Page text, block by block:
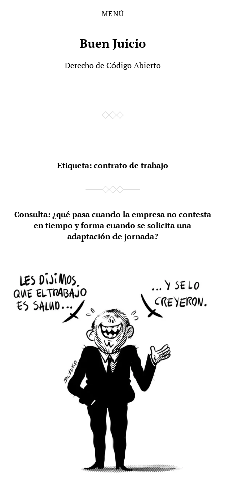
MENÚ
Buen Juicio
Derecho de Código Abierto
Etiqueta:contrato de trabajo
Consulta: ¿qué pasa cuando la empresa no contesta
en tiempo y forma cuando se solicita una
adaptación de jornada?